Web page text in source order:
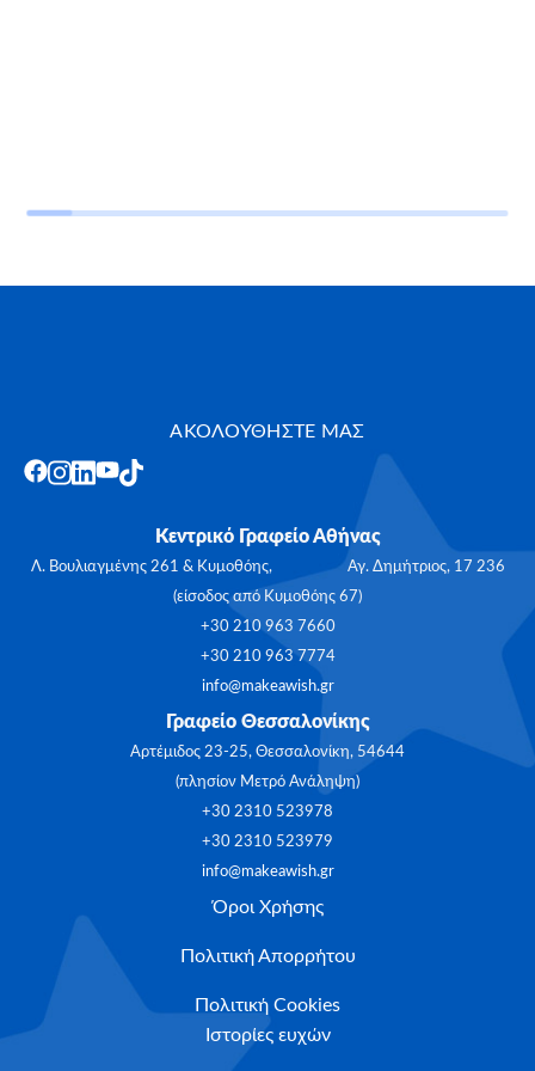
ΑΚΟΛΟΥΘΗΣΤΕ ΜΑΣ
Κεντρικό Γραφείο Αθήνας
Λ. Βουλιαγμένης 261 & Κυμοθόης, Αγ. Δημήτριος, 17 236
(είσοδος από Κυμοθόης 67)
+30 210 963 7660
+30 210 963 7774
info@makeawish.gr
Γραφείο Θεσσαλονίκης
Αρτέμιδος 23-25, Θεσσαλονίκη, 54644
(πλησίον Μετρό Ανάληψη)
+30 2310 523978
+30 2310 523979
info@makeawish.gr
Όροι Χρήσης
Πολιτική Απορρήτου
Πολιτική Cookies
Ιστορίες ευχών